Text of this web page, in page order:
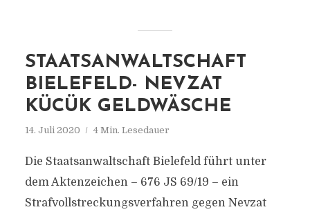
STAATSANWALTSCHAFT
BIELEFELD- NEVZAT
KÜCÜK GELDWÄSCHE
14. Juli 2020 4 Min. Lesedauer
Die Staatsanwaltschaft Bielefeld führt unter
dem Aktenzeichen – 676 JS 69/19 – ein
Strafvollstreckungsverfahren gegen Nevzat